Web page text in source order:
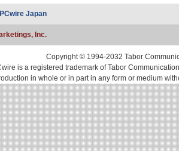
Japan
Inc.
Copyright © 1994-2032 Tabor
is a registered trademark of Tabor
in whole or in part in any form or medium